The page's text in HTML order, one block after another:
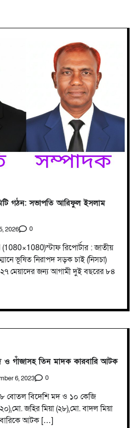
গঠন: সভাপতি আরিফুল ইসলাম
2026 0
রিপোর্টার : জাতীয়
ভূষিত নিরাপদ সড়ক চাই (নিসচা)
মেয়াদের জন্য আগামী দুই বছরের ৮৪
ও গাঁজাসহ তিন মাদক কারবারি আটক
6, 2023 0
বোতল বিদেশি মদ ও ১০ কেজি
জহির মিয়া (২৮),মো. বাদল মিয়া
আটক […]